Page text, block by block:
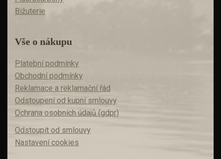
Bižuterie
Vše o nákupu
Platební podmínky
Obchodní podmínky
Reklamace a reklamační řád
Odstoupení od kupní smlouvy
Ochrana osobních údajů (gdpr)
Odstoupit od smlouvy
Nastavení cookies